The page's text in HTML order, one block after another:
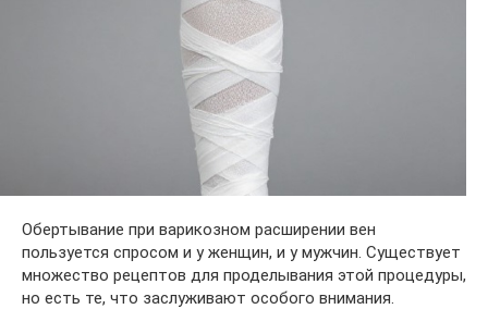
Обертывание при варикозном расширении вен
пользуется спросом и у женщин, и у мужчин. Существует
множество рецептов для проделывания этой процедуры,
но есть те, что заслуживают особого внимания.